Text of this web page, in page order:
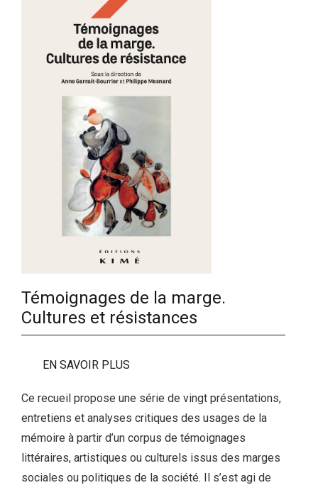
Témoignages de la marge.
Cultures et résistances
EN SAVOIR PLUS
Ce recueil propose une série de vingt présentations,
entretiens et analyses critiques des usages de la
mémoire à partir d’un corpus de témoignages
littéraires, artistiques ou culturels issus des marges
sociales ou politiques de la société. Il s’est agi de